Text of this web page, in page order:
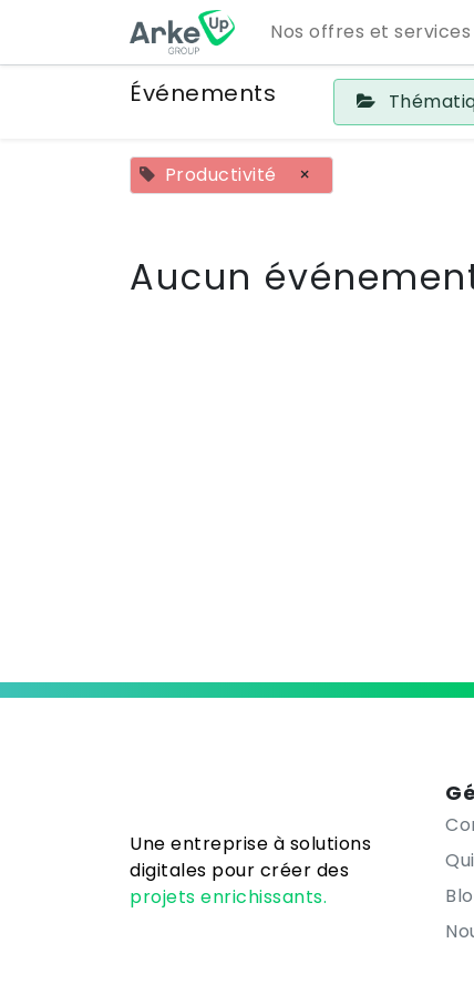
Nos offres et services
Événements
Productivité ×
Aucun
Une entreprise à solutions
digitales pour créer des
projets enrichissants.